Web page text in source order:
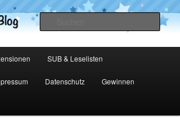
Blog
SUB & Leselisten
Datenschutz Gewinnen